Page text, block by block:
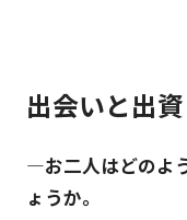
出会いと出
―お二人はどのよ
ょうか。